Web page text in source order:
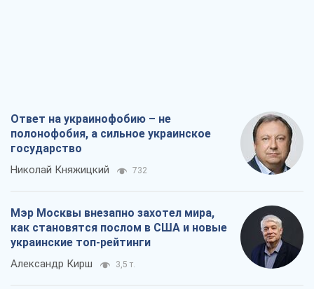
Ответ на украинофобию – не
полонофобия, а сильное украинское
государство
Николай Княжицкий 732
Мэр Москвы внезапно захотел мира,
как становятся послом в США и новые
украинские топ-рейтинги
Александр Кирш 3,5 т.